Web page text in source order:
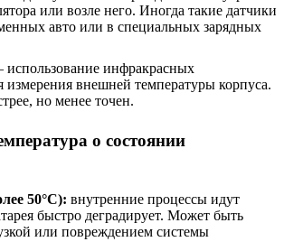
или возле него. Иногда такие датчики
авто или в специальных зарядных
инфракрасных
измерения внешней температуры корпуса.
но менее точен.
о состоянии
50°C): внутренние процессы идут
быстро деградирует. Может быть
или повреждением системы